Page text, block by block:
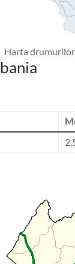
Harta